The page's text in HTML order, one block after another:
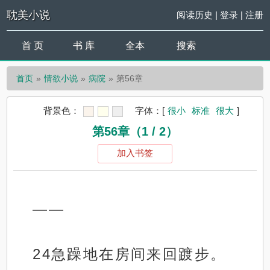
耽美小说 阅读历史 | 登录| 注册
首 页 书 库 全本 搜索
首页 情欲小说 病院 第56章
背景色： 字体： [ 很小 标准 很大 ]
第56章（1 / 2）
加入书签
——
24急躁地在房间来回踱步。